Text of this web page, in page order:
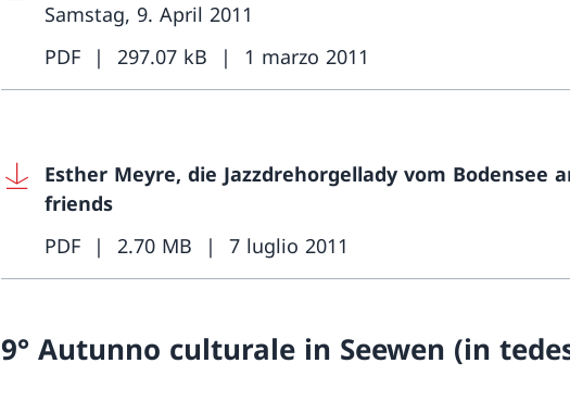
Samstag, 9. April 2011
PDF
297.07 kB 1 marzo 2011
Esther Meyre, die Jazzdrehorgellady vom Bodensee
friends
PDF
2.70 MB 7 luglio 2011
9° Autunno culturale in Seewen (in